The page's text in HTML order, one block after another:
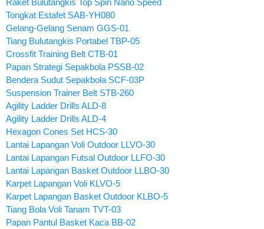
Tongkat Estafet SAB-YH080
Gelang-Gelang Senam GGS-01
Tiang Bulutangkis Portabel TBP-05
Crossfit Training Belt CTB-01
Papan Strategi Sepakbola PSSB-02
Bendera Sudut Sepakbola SCF-03P
Suspension Trainer Belt STB-260
Agility Ladder Drills ALD-8
Agility Ladder Drills ALD-4
Hexagon Cones Set HCS-30
Lantai Lapangan Voli Outdoor LLVO-30
Lantai Lapangan Futsal Outdoor LLFO-30
Lantai Lapangan Basket Outdoor LLBO-30
Karpet Lapangan Voli KLVO-5
Karpet Lapangan Basket Outdoor KLBO-5
Tiang Bola Voli Tanam TVT-03
Papan Pantul Basket Kaca BB-02